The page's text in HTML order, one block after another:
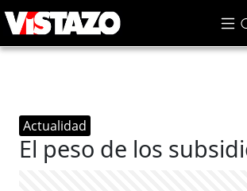
Actualidad
El peso de los